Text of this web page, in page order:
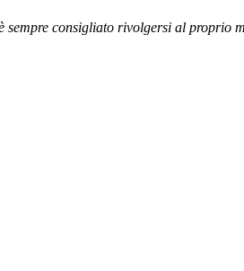
consigliato rivolgersi al proprio